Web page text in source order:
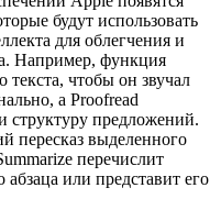
будут использовать
для облегчения и
Например, функция
чтобы он звучал
а Proofread
структуру предложений.
пересказ выделенного
перечислит
или представит его